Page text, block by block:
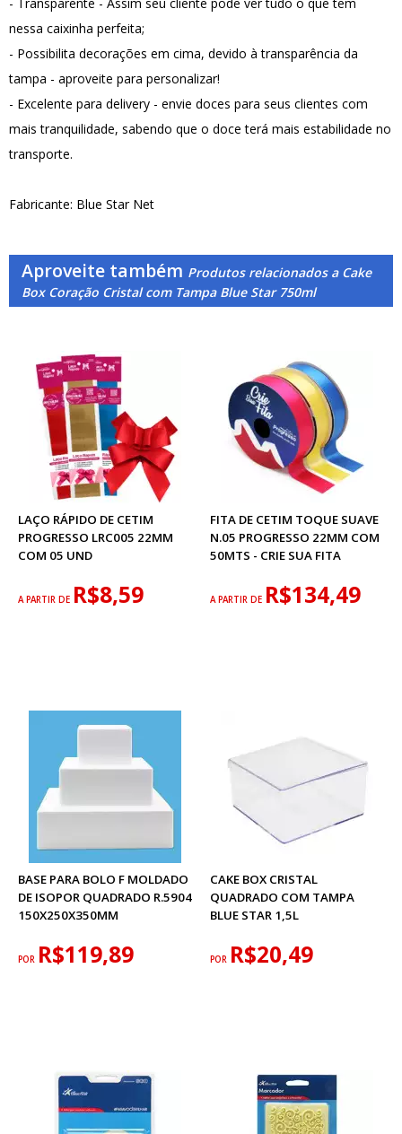
nessa caixinha perfeita;
- Possibilita decorações em cima, devido à transparência da
tampa - aproveite para personalizar!
- Excelente para delivery - envie doces para seus clientes com
mais tranquilidade, sabendo que o doce terá mais estabilidade no
transporte.
Fabricante: Blue Star Net
Aproveite também Produtos relacionados a Cake
Box Coração Cristal com Tampa Blue Star 750ml
LAÇO RÁPIDO DE CETIM
PROGRESSO LRC005 22MM
COM 05 UND
A PARTIR DE R$8,59
FITA DE CETIM TOQUE SUAVE
N.05 PROGRESSO 22MM COM
50MTS - CRIE SUA FITA
A PARTIR DE R$134,49
BASE PARA BOLO F MOLDADO
DE ISOPOR QUADRADO R.5904
150X250X350MM
POR R$119,89
CAKE BOX CRISTAL
QUADRADO COM TAMPA
BLUE STAR 1,5L
POR R$20,49